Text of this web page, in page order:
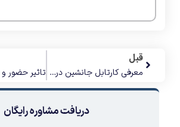
قبل
معرفی کارتابل جانشین درخواست در نرم افزار حضور و غیاب اطلس
دریافت مشاوره رایگان